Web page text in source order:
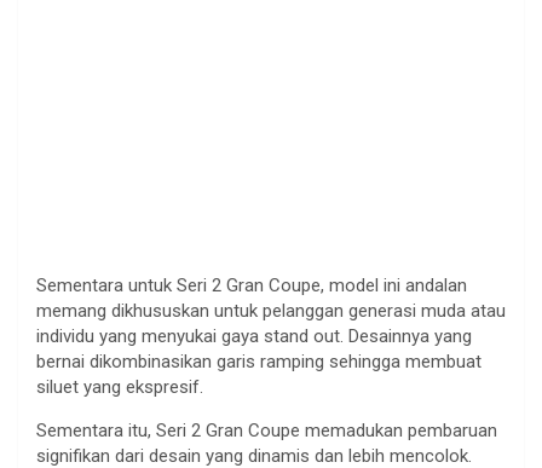
Sementara untuk Seri 2 Gran Coupe, model ini andalan
memang dikhususkan untuk pelanggan generasi muda atau
individu yang menyukai gaya stand out. Desainnya yang
bernai dikombinasikan garis ramping sehingga membuat
siluet yang ekspresif.
Sementara itu, Seri 2 Gran Coupe memadukan pembaruan
signifikan dari desain yang dinamis dan lebih mencolok.